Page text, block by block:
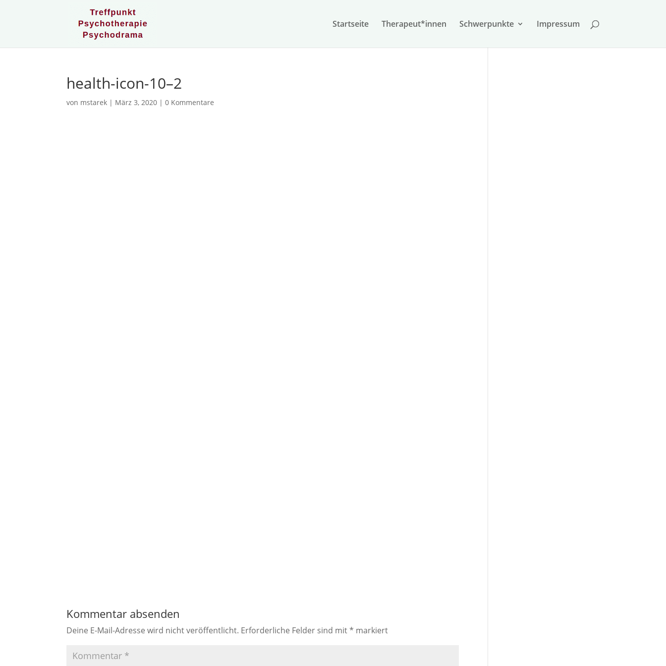
Start­seite Therapeut*innen Schwer­punkte Impressum
health-icon-10–2
von mstarek | März 3, 2020 |0 Kommentare
Kommentar absenden
Deine E-Mail-Adresse wird nicht veröffentlicht. Erforderliche Felder sind mit* markiert